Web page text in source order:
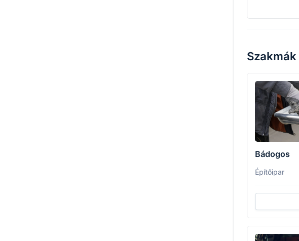
Szakmák
Bádogos
Építőipar